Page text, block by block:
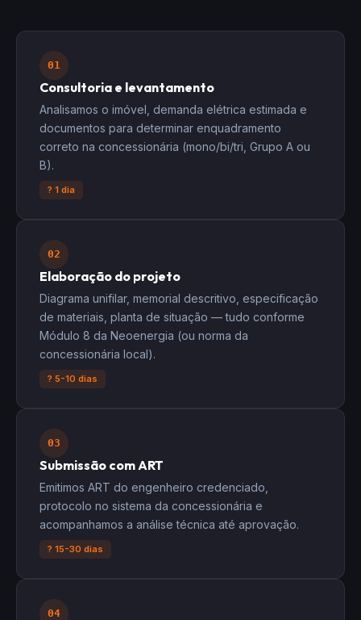
01
Consultoria e levantamento
Analisamos o imóvel, demanda elétrica estimada e
documentos para determinar enquadramento
correto na concessionária (mono/bi/tri, Grupo A ou
B).
? 1 dia
02
Elaboração do projeto
Diagrama unifilar, memorial descritivo, especificação
de materiais, planta de situação — tudo conforme
Módulo 8 da Neoenergia (ou norma da
concessionária local).
? 5-10 dias
03
Submissão com ART
Emitimos ART do engenheiro credenciado,
protocolo no sistema da concessionária e
acompanhamos a análise técnica até aprovação.
? 15-30 dias
04